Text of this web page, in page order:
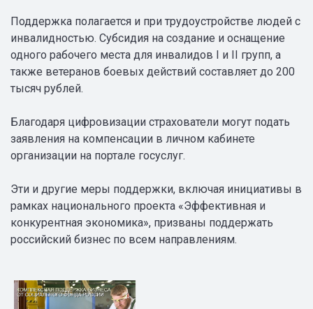
Поддержка полагается и при трудоустройстве людей с
инвалидностью. Субсидия на создание и оснащение
одного рабочего места для инвалидов I и II групп, а
также ветеранов боевых действий составляет до 200
тысяч рублей.
Благодаря цифровизации страхователи могут подать
заявления на компенсации в личном кабинете
организации на портале госуслуг.
Эти и другие меры поддержки, включая инициативы в
рамках национального проекта «Эффективная и
конкурентная экономика», призваны поддержать
российский бизнес по всем направлениям.